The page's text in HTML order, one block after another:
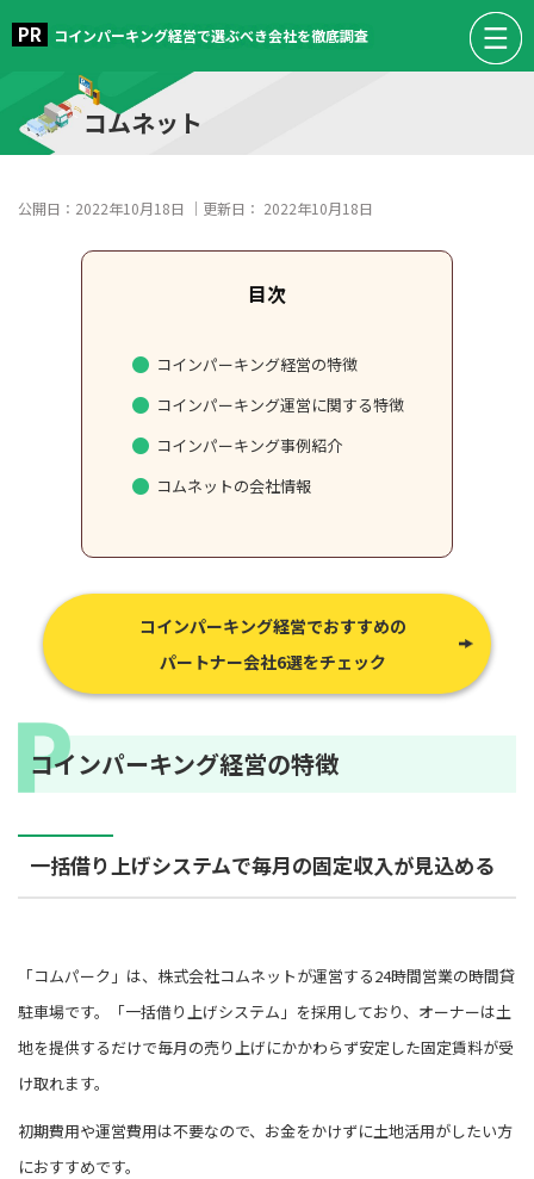
コインパーキング経営で選ぶべき会社を徹底調査
コムネット
公開日： 2022年10月18日 ｜更新日： 2022年10月18日
コインパーキング経営の特徴
コインパーキング運営に関する特徴
コインパーキング事例紹介
コムネットの会社情報
コインパーキング経営でおすすめの
パートナー会社6選をチェック
コインパーキング経営の特徴
一括借り上げシステムで毎月の固定収入が見込める
「コムパーク」は、株式会社コムネットが運営する24時間営業の時間貸
駐車場です。「一括借り上げシステム」を採用しており、オーナーは土
地を提供するだけで毎月の売り上げにかかわらず安定した固定賃料が受
け取れます。
初期費用や運営費用は不要なので、お金をかけずに土地活用がしたい方
におすすめです。